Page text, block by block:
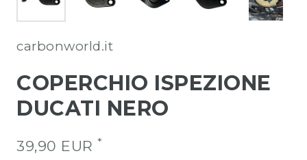
carbonworld.it
COPERCHIO ISPEZIONE
DUCATI NERO
39,90 EUR *